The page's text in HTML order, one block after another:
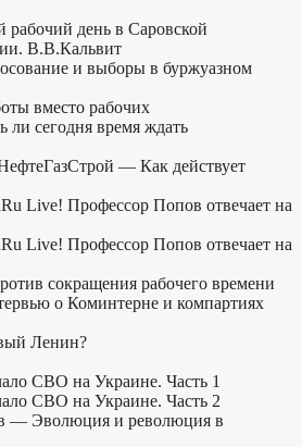
рабочий день в Саровской
В.В.Кальвит
и выборы в буржуазном
вместо рабочих
сегодня время ждать
— Как действует
Live! Профессор Попов отвечает на
Live! Профессор Попов отвечает на
сокращения рабочего времени
о Коминтерне и компартиях
Ленин?
СВО на Украине. Часть 1
СВО на Украине. Часть 2
— Эволюция и революция в